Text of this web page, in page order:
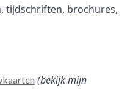
tijdschriften, brochures,
(bekijk mijn